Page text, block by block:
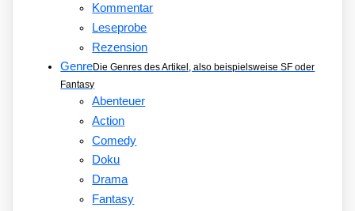
Kommentar
Leseprobe
Rezension
GenreDie Genres des Artikel, also beispielsweise SF oder
Fantasy
Abenteuer
Action
Comedy
Doku
Drama
Fantasy